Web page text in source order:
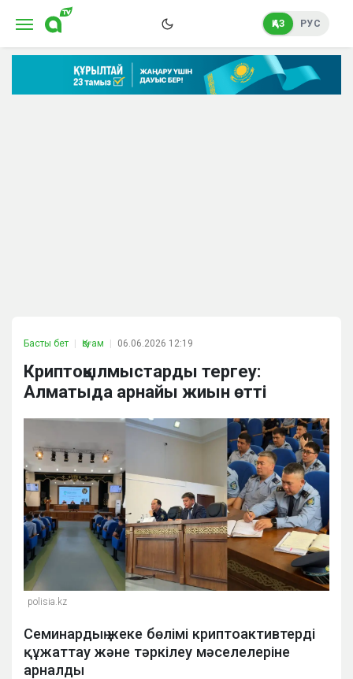
ҚАЗ РУС
Басты бет Қоғам 06.06.2026 12:19
Криптоқылмыстарды тергеу:
Алматыда арнайы жиын өтті
polisia.kz
Семинардың жеке бөлімі криптоактивтерді
құжаттау және тәркілеу мәселелеріне
арналды